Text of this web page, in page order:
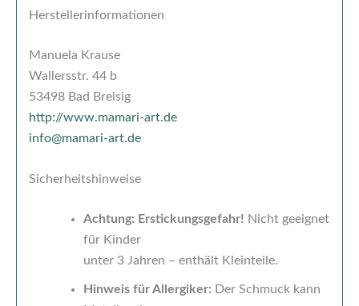
Herstellerinformationen
Manuela Krause
Wallersstr. 44 b
53498 Bad Breisig
http://www.mamari-art.de
info@mamari-art.de
Sicherheitshinweise
Achtung: Erstickungsgefahr! Nicht geeignet
für Kinder
unter 3 Jahren – enthält Kleinteile.
Hinweis für Allergiker: Der Schmuck kann